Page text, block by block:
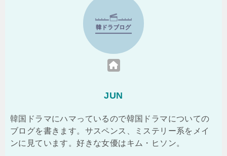
JUN
韓国ドラマにハマっているので韓国ドラマについての
ブログを書きます。サスペンス、ミステリー系をメイ
ンに見ています。好きな女優はキム・ヒソン。